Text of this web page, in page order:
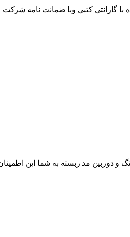
گارانتی کتبی وبا ضمانت نامه شرکت
و دوربین مداربسته به شما این